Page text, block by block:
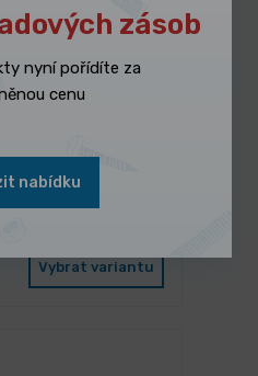
DOTAZ
G3/8“ Form
Vybrat variantu
zásob
nyní pořídíte za
cenu
nabídku